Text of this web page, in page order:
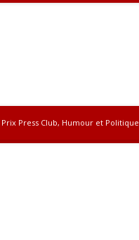
Prix Press Club, Humour et Politique